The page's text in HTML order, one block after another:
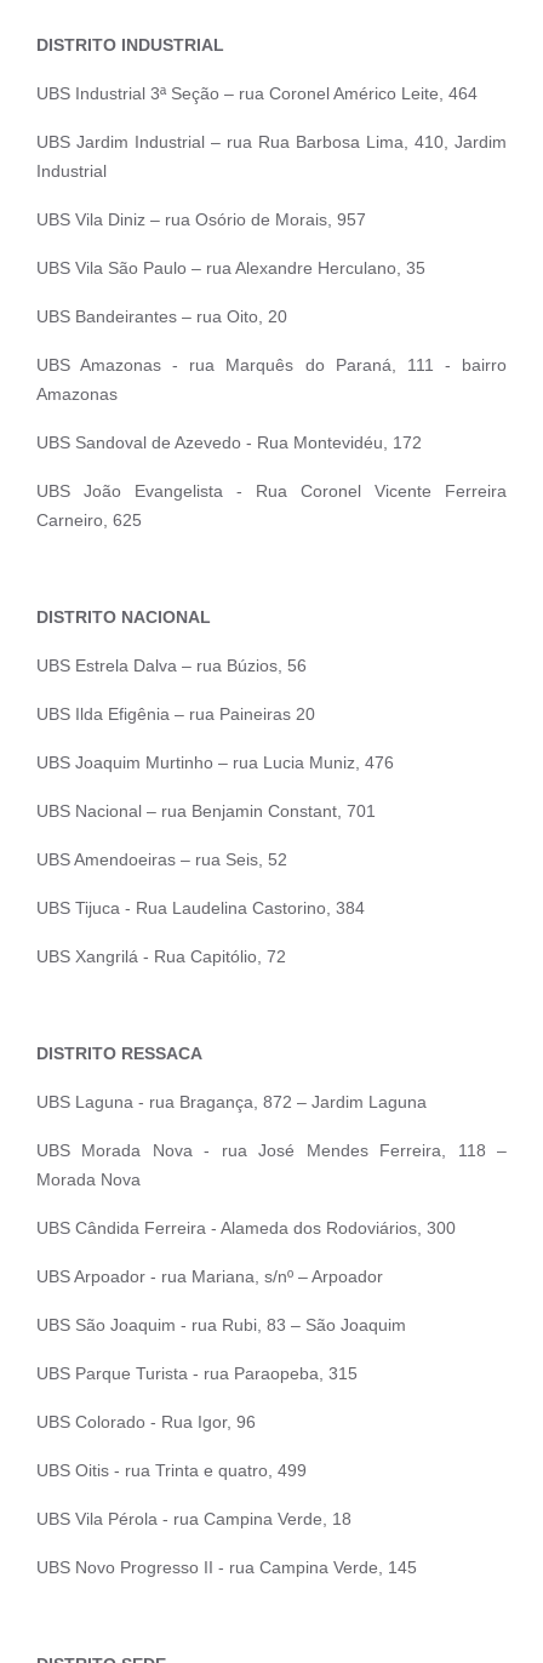
DISTRITO INDUSTRIAL
UBS Industrial 3ª Seção – rua Coronel Américo Leite, 464
UBS Jardim Industrial – rua Rua Barbosa Lima, 410, Jardim
Industrial
UBS Vila Diniz – rua Osório de Morais, 957
UBS Vila São Paulo – rua Alexandre Herculano, 35
UBS Bandeirantes – rua Oito, 20
UBS Amazonas - rua Marquês do Paraná, 111 - bairro
Amazonas
UBS Sandoval de Azevedo - Rua Montevidéu, 172
UBS João Evangelista - Rua Coronel Vicente Ferreira
Carneiro, 625
DISTRITO NACIONAL
UBS Estrela Dalva – rua Búzios, 56
UBS Ilda Efigênia – rua Paineiras 20
UBS Joaquim Murtinho – rua Lucia Muniz, 476
UBS Nacional – rua Benjamin Constant, 701
UBS Amendoeiras – rua Seis, 52
UBS Tijuca - Rua Laudelina Castorino, 384
UBS Xangrilá - Rua Capitólio, 72
DISTRITO RESSACA
UBS Laguna - rua Bragança, 872 – Jardim Laguna
UBS Morada Nova - rua José Mendes Ferreira, 118 –
Morada Nova
UBS Cândida Ferreira - Alameda dos Rodoviários, 300
UBS Arpoador - rua Mariana, s/nº – Arpoador
UBS São Joaquim - rua Rubi, 83 – São Joaquim
UBS Parque Turista - rua Paraopeba, 315
UBS Colorado - Rua Igor, 96
UBS Oitis - rua Trinta e quatro, 499
UBS Vila Pérola - rua Campina Verde, 18
UBS Novo Progresso II - rua Campina Verde, 145